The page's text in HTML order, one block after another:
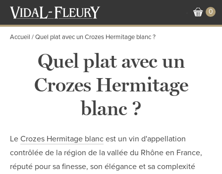
Aller
contenu
0
Accueil Quel plat avec un Crozes Hermitage blanc ?
Quel plat avec un
Crozes Hermitage
blanc ?
Le Crozes Hermitage blanc est un vin d'appellation
contrôlée de la région de la vallée du Rhône en France,
réputé pour sa finesse, son élégance et sa complexité